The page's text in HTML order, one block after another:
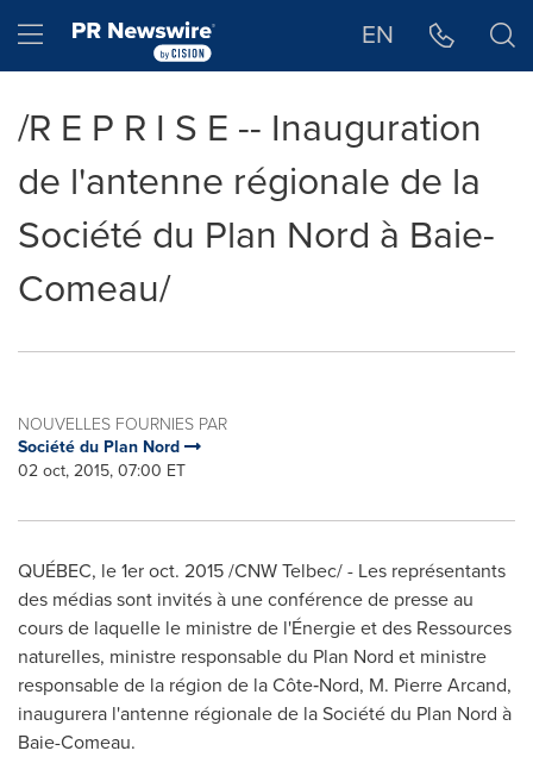
Hamburger menu EN
/R E P R I S E -- Inauguration
de l'antenne régionale de la
Société du Plan Nord à Baie-
Comeau/
NOUVELLES FOURNIES PAR
Société du Plan Nord
02 oct, 2015, 07:00 ET
QUÉBEC, le 1eroct. 2015/CNW Telbec/ - Les représentants
des médias sont invités à une conférence de presse au
cours de laquelle le ministre de l'Énergie et des Ressources
naturelles, ministre responsable du Plan Nord et ministre
responsable de la région de la Côte‑Nord, M. Pierre Arcand,
inaugurera l'antenne régionale de la Société du Plan Nord à
Baie-Comeau.